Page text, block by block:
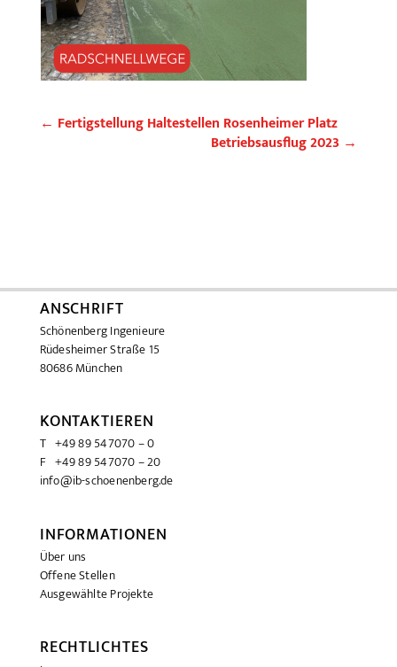
← Fertigstellung Haltestellen Rosenheimer Platz
Betriebsausflug 2023 →
ANSCHRIFT
Schönenberg Ingenieure
Rüdesheimer Straße 15
80686 München
KONTAKTIEREN
T +49 89 547070 – 0
F +49 89 547070 – 20
info@ib-schoenenberg.de
INFORMATIONEN
Über uns
Offene Stellen
Ausgewählte Projekte
RECHTLICHTES